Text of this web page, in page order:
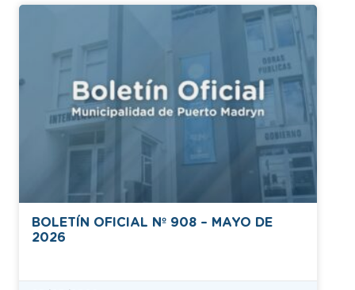
BOLETÍN OFICIAL Nº 908 – MAYO DE
2026